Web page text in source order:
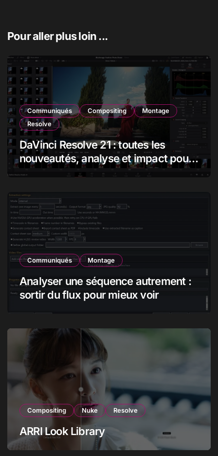
Pour aller plus loin ...
Communiqués Compositing
Montage
Resolve
DaVinci Resolve 21 : toutes les
nouveautés, analyse et impact pour
les monteurs, étalonneurs et
Communiqués Montage
Analyser une séquence autrement :
sortir du flux pour mieux voir
Compositing Nuke Resolve
ARRI Look Library